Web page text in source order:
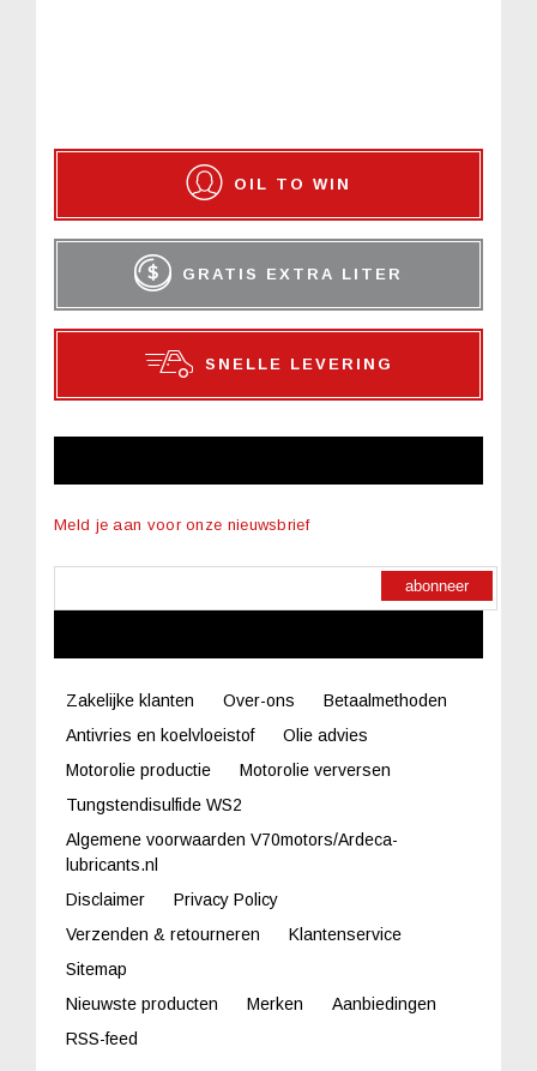
OIL TO WIN
GRATIS EXTRA LITER
SNELLE LEVERING
Meld je aan voor onze nieuwsbrief
abonneer
Zakelijke klanten Over-ons
Betaalmethoden
Antivries en koelvloeistof
Olie advies
Motorolie productie
Motorolie verversen
Tungstendisulfide WS2
Algemene voorwaarden V70motors/Ardeca-
lubricants.nl
Disclaimer
Privacy Policy
Verzenden & retourneren
Klantenservice
Sitemap
Nieuwste producten
Merken
Aanbiedingen
RSS-feed